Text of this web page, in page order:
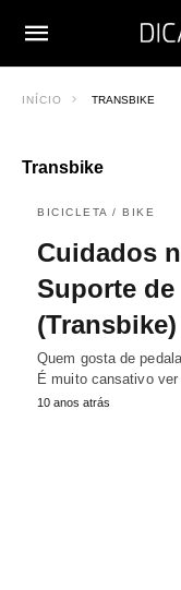
INÍCIO TRANSBIKE
Transbike
BICICLETA / BIKE
Cuidados
Suporte
(Transbike)
Quem gosta de
É muito cansativo
10 anos atrás